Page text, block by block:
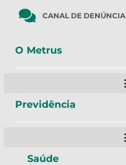
CANAL DE DENÚNCIA
O Metrus
Previdência
Saúde